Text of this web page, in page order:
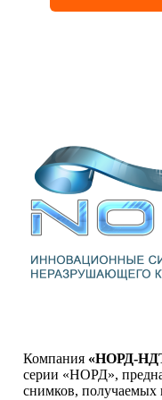
Компания «НОРД-
серии «НОРД»,
снимков, получаемых